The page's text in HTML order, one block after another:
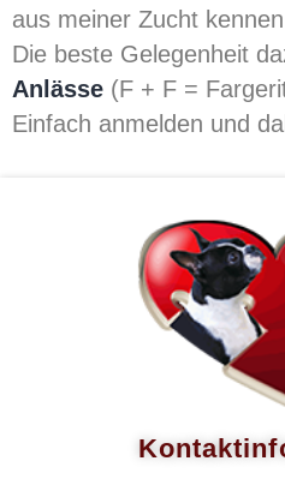
aus meiner Zucht
Die beste Gelegenheit
Anlässe (F + F =
Einfach anmelden und